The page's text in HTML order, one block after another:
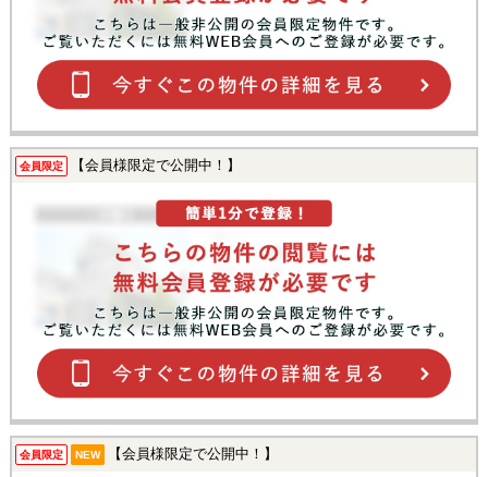
会員限定 【会員様限定で公開中！】
会員限定 NEW 【会員様限定で公開中！】